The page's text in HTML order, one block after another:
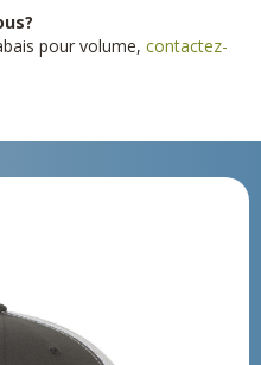
pour volume, contactez-